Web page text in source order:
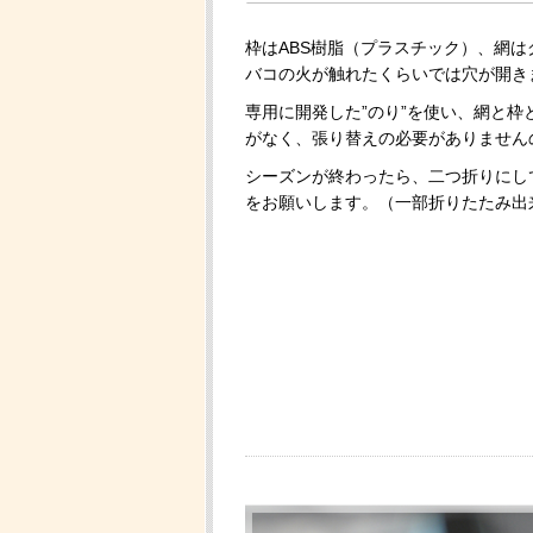
枠はABS樹脂（プラスチック）、網
バコの火が触れたくらいでは穴が開き
専用に開発した”のり”を使い、網と
がなく、張り替えの必要がありませ
シーズンが終わったら、二つ折りに
をお願いします。（一部折りたたみ